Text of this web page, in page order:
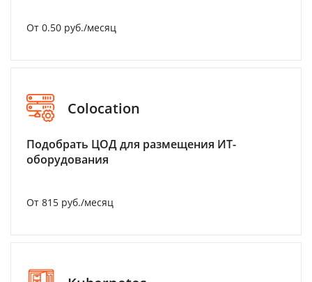
От 0.50 руб./месяц
Colocation
Подобрать ЦОД для размещения ИТ-
оборудования
От 815 руб./месяц